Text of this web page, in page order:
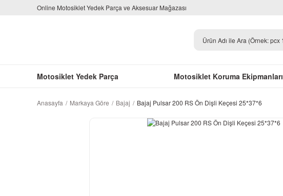
Online Motosiklet Yedek Parça ve Aksesuar Mağazası
Motosiklet Yedek Parça Motosiklet Koruma Ekipmanları
Anasayfa Markaya Göre Bajaj Bajaj Pulsar 200 RS Ön Dişli Keçesi 25*37*6